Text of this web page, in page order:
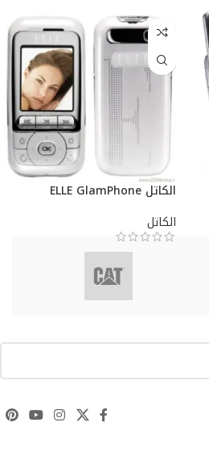
الكاتل ELLE GlamPhone
الكاتل